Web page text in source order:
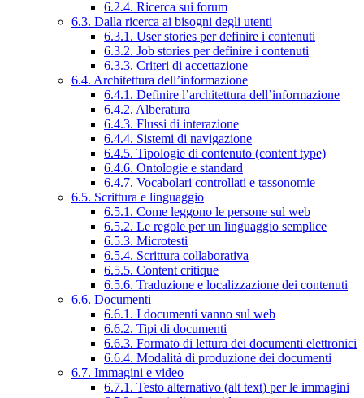
6.2.4. Ricerca sui forum
6.3. Dalla ricerca ai bisogni degli utenti
6.3.1. User stories per definire i contenuti
6.3.2. Job stories per definire i contenuti
6.3.3. Criteri di accettazione
6.4. Architettura dell’informazione
6.4.1. Definire l’architettura dell’informazione
6.4.2. Alberatura
6.4.3. Flussi di interazione
6.4.4. Sistemi di navigazione
6.4.5. Tipologie di contenuto (content type)
6.4.6. Ontologie e standard
6.4.7. Vocabolari controllati e tassonomie
6.5. Scrittura e linguaggio
6.5.1. Come leggono le persone sul web
6.5.2. Le regole per un linguaggio semplice
6.5.3. Microtesti
6.5.4. Scrittura collaborativa
6.5.5. Content critique
6.5.6. Traduzione e localizzazione dei contenuti
6.6. Documenti
6.6.1. I documenti vanno sul web
6.6.2. Tipi di documenti
6.6.3. Formato di lettura dei documenti elettronici
6.6.4. Modalità di produzione dei documenti
6.7. Immagini e video
6.7.1. Testo alternativo (alt text) per le immagini